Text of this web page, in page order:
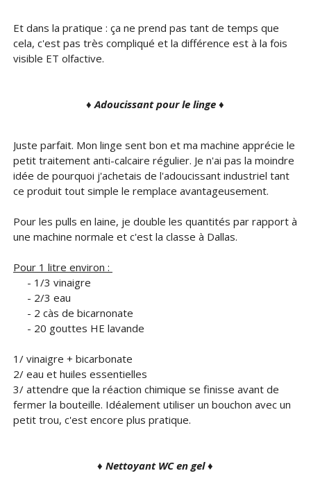
Et dans la pratique : ça ne prend pas tant de temps que
cela, c'est pas très compliqué et la différence est à la fois
visible ET olfactive.
♦ Adoucissant pour le linge ♦
Juste parfait. Mon linge sent bon et ma machine apprécie le
petit traitement anti-calcaire régulier. Je n'ai pas la moindre
idée de pourquoi j'achetais de l'adoucissant industriel tant
ce produit tout simple le remplace avantageusement.
Pour les pulls en laine, je double les quantités par rapport à
une machine normale et c'est la classe à Dallas.
Pour 1 litre environ :
- 1/3 vinaigre
- 2/3 eau
- 2 càs de bicarnonate
- 20 gouttes HE lavande
1/ vinaigre + bicarbonate
2/ eau et huiles essentielles
3/ attendre que la réaction chimique se finisse avant de
fermer la bouteille. Idéalement utiliser un bouchon avec un
petit trou, c'est encore plus pratique.
♦ Nettoyant WC en gel ♦